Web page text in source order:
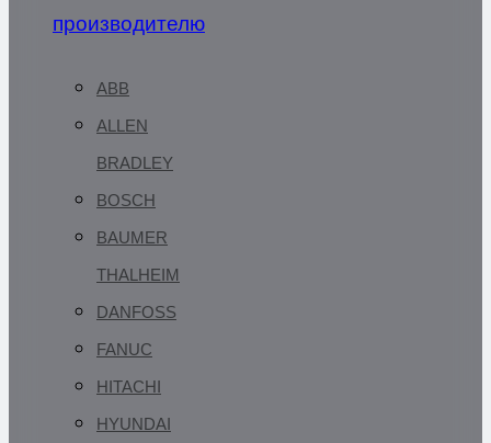
производителю
ABB
ALLEN
BRADLEY
BOSCH
BAUMER
THALHEIM
DANFOSS
FANUC
HITACHI
HYUNDAI